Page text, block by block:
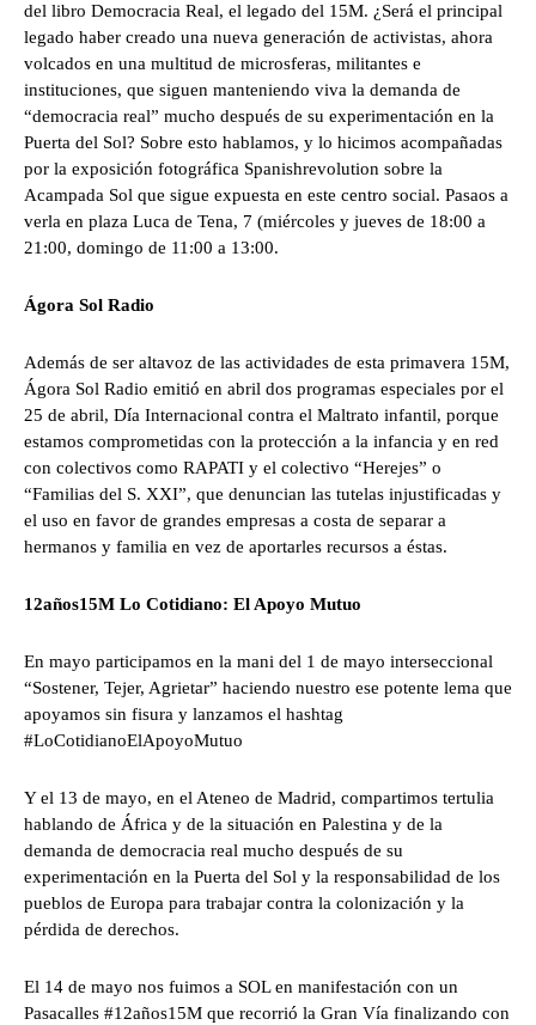
del libro Democracia Real, el legado del 15M. ¿Será el principal
legado haber creado una nueva generación de activistas, ahora
volcados en una multitud de microsferas, militantes e
instituciones, que siguen manteniendo viva la demanda de
“democracia real” mucho después de su experimentación en la
Puerta del Sol? Sobre esto hablamos, y lo hicimos acompañadas
por la exposición fotográfica Spanishrevolution sobre la
Acampada Sol que sigue expuesta en este centro social. Pasaos a
verla en plaza Luca de Tena, 7 (miércoles y jueves de 18:00 a
21:00, domingo de 11:00 a 13:00.
Ágora Sol Radio
Además de ser altavoz de las actividades de esta primavera 15M,
Ágora Sol Radio emitió en abril dos programas especiales por el
25 de abril, Día Internacional contra el Maltrato infantil, porque
estamos comprometidas con la protección a la infancia y en red
con colectivos como RAPATI y el colectivo “Herejes” o
“Familias del S. XXI”, que denuncian las tutelas injustificadas y
el uso en favor de grandes empresas a costa de separar a
hermanos y familia en vez de aportarles recursos a éstas.
12años15M Lo Cotidiano: El Apoyo Mutuo
En mayo participamos en la mani del 1 de mayo interseccional
“Sostener, Tejer, Agrietar” haciendo nuestro ese potente lema que
apoyamos sin fisura y lanzamos el hashtag
#LoCotidianoElApoyoMutuo
Y el 13 de mayo, en el Ateneo de Madrid, compartimos tertulia
hablando de África y de la situación en Palestina y de la
demanda de democracia real mucho después de su
experimentación en la Puerta del Sol y la responsabilidad de los
pueblos de Europa para trabajar contra la colonización y la
pérdida de derechos.
El 14 de mayo nos fuimos a SOL en manifestación con un
Pasacalles #12años15M que recorrió la Gran Vía finalizando con